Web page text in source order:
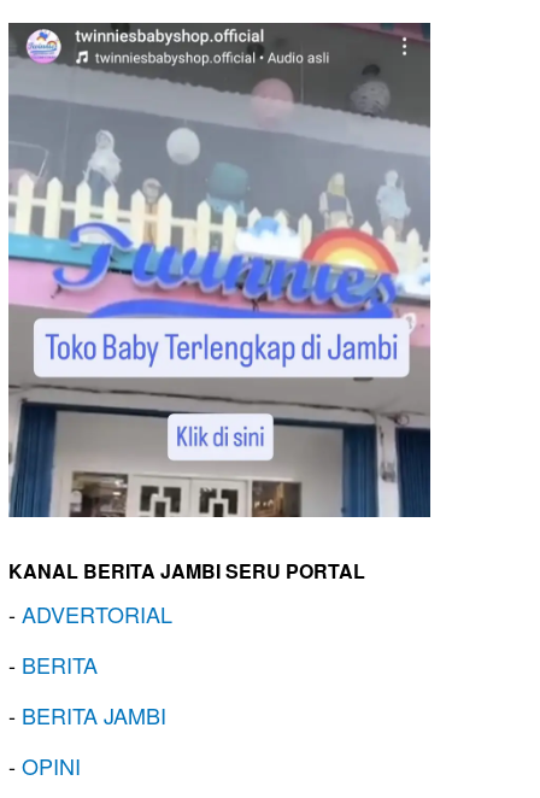
KANAL BERITA JAMBI SERU PORTAL
-ADVERTORIAL
- BERITA
- BERITA JAMBI
-OPINI